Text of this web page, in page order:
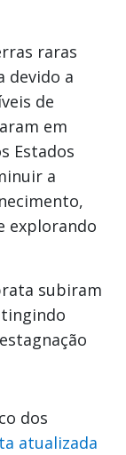
raras
devido a
de
em
Estados
a
explorando
subiram
dos
atualizada